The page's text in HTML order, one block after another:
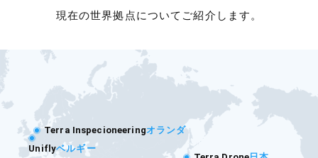
現在の世界拠点についてご紹介します。
Terra Inspecioneeringオランダ
Uniflyベルギー